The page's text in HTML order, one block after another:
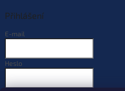
Přihlášení
E-mail
Heslo